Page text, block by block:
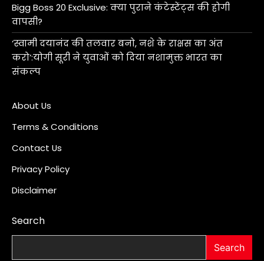
Bigg Boss 20 Exclusive: क्या पुराने कंटेस्टेंट्स की होगी
वापसी?
‘स्वामी दयानंद की तलवार बनो, नशे के राक्षस का अंत
करो’:योगी सूरी ने युवाओं को दिया नशामुक्त भारत का
संकल्प
About Us
Terms & Conditions
Contact Us
Privacy Policy
Disclaimer
Search
Search